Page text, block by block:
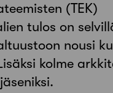
(TEK)
tulos on
nousi
kolme